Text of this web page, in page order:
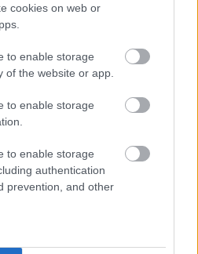
cookies on web or
to enable storage
of the website or app.
to enable storage
to enable storage
authentication
prevention, and other